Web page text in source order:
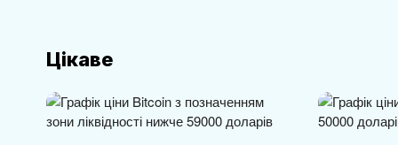
e
b
o
d
o
и
т
Цікаве